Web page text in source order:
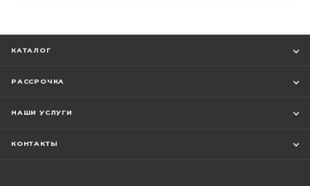
КАТАЛОГ
РАССРОЧКА
НАШИ УСЛУГИ
КОНТАКТЫ